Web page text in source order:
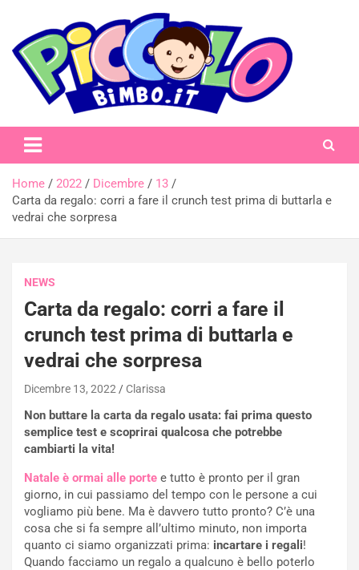
content
piccolobimbo.it
Home 2022 Dicembre
13
Carta da regalo: corri a fare il crunch test prima di buttarla e
vedrai che sorpresa
NEWS
Carta da regalo: corri a fare il
crunch test prima di buttarla e
vedrai che sorpresa
Dicembre 13, 2022 Clarissa
Non buttare la carta da regalo usata: fai prima questo
semplice test e scoprirai qualcosa che potrebbe
cambiarti la vita!
Natale è ormai alle porte e tutto è pronto per il gran
giorno, in cui passiamo del tempo con le persone a cui
vogliamo più bene. Ma è davvero tutto pronto? C’è una
cosa che si fa sempre all’ultimo minuto, non importa
quanto ci siamo organizzati prima: incartare i regali!
Quando facciamo un regalo a qualcuno è bello poterlo